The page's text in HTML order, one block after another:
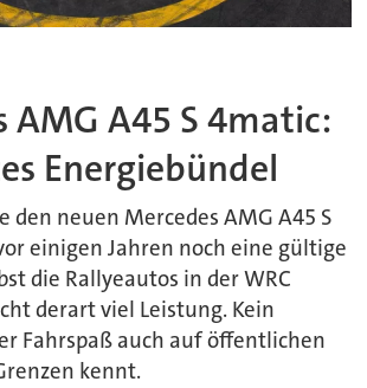
AMG A45 S 4matic:
Energiebündel
den neuen Mercedes AMG A45 S
einigen Jahren noch eine gültige
die Rallyeautos in der WRC
derart viel Leistung. Kein
Fahrspaß auch auf öffentlichen
kennt.